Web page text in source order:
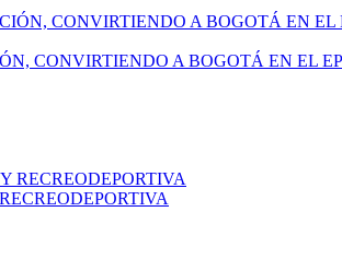
CONVIRTIENDO A BOGOTÁ EN EL